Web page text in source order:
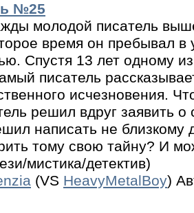
№25
молодой писатель
время он пребывал
Спустя 13 лет одному
писатель
исчезновения.
решил вдруг заявить
написать не близкому
тому свою тайну? И
мистика/детектив)
(VS HeavyMetalBoy)